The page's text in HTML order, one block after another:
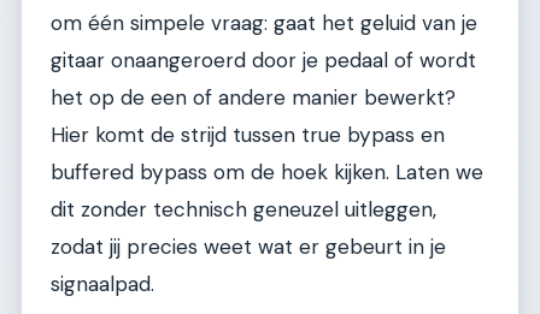
om één simpele vraag: gaat het geluid van je
gitaar onaangeroerd door je pedaal of wordt
het op de een of andere manier bewerkt?
Hier komt de strijd tussen true bypass en
buffered bypass om de hoek kijken. Laten we
dit zonder technisch geneuzel uitleggen,
zodat jij precies weet wat er gebeurt in je
signaalpad.